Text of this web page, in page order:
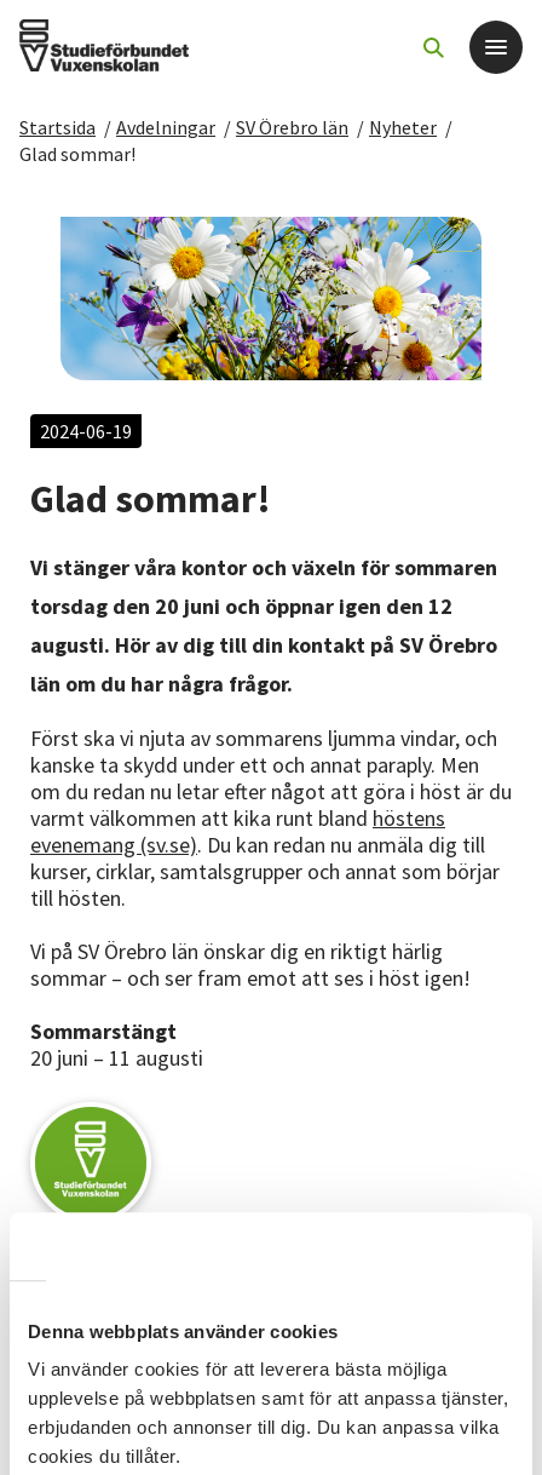
Denna webbplats använder cookies
Vi använder cookies för att leverera bästa möjliga
upplevelse på webbplatsen samt för att anpassa tjänster,
erbjudanden och annonser till dig. Du kan anpassa vilka
cookies du tillåter.
Det här gör vi
För dig som
Sök kurser och evenemang
Om SV
Starta studiecirkel
Cirkelledare
Nyheter
Avdelningar
Lyssna
Startsida / Avdelningar / SV Örebro län / Nyheter /
Glad sommar!
2024-06-19
Glad sommar!
Vi stänger våra kontor och växeln för sommaren
torsdag den 20 juni och öppnar igen den 12
augusti. Hör av dig till din kontakt på SV Örebro
län om du har några frågor.
Först ska vi njuta av sommarens ljumma vindar, och
kanske ta skydd under ett och annat paraply. Men
om du redan nu letar efter något att göra i höst är du
varmt välkommen att kika runt bland höstens
evenemang (sv.se). Du kan redan nu anmäla dig till
kurser, cirklar, samtalsgrupper och annat som börjar
till hösten.
Vi på SV Örebro län önskar dig en riktigt härlig
sommar – och ser fram emot att ses i höst igen!
Sommarstängt
20 juni – 11 augusti
Relaterade länkar